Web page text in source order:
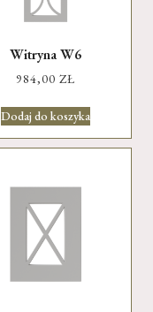
Witryna W6
984,00 ZŁ
Dodaj do koszyka